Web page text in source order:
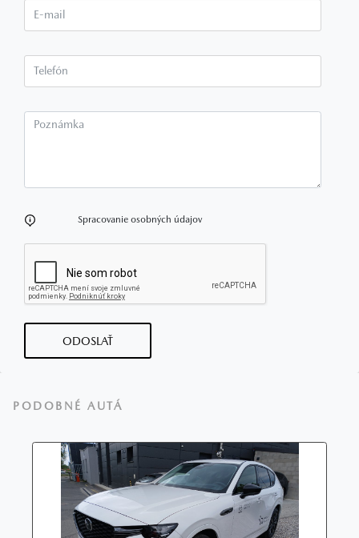
Spracovanie osobných údajov
ODOSLAŤ
PODOBNÉ AUTÁ